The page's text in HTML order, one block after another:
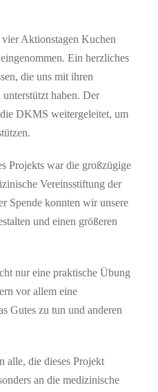
Aktionstagen Kuchen
Ein herzliches
die uns mit ihren
haben. Der
DKMS weitergeleitet, um
Projekts war die großzügige
Vereinsstiftung der
Spende konnten wir unsere
und einen größeren
nur eine praktische Übung
vor allem eine
Gutes zu tun und anderen
alle, die dieses Projekt
an die medizinische